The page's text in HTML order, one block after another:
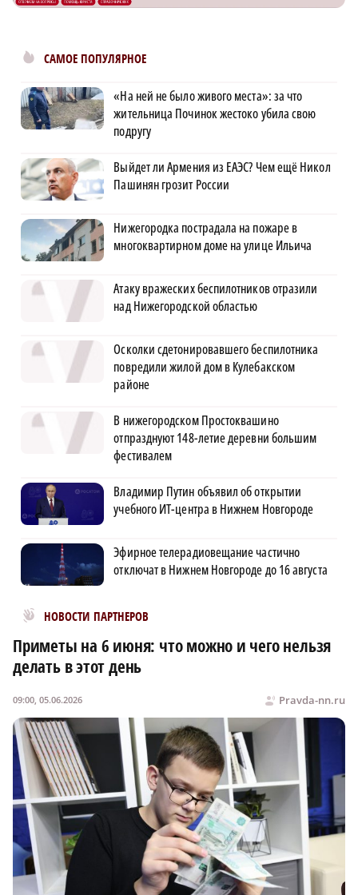
САМОЕ ПОПУЛЯРНОЕ
«На ней не было живого места»: за что
жительница Починок жестоко убила свою
подругу
Выйдет ли Армения из ЕАЭС? Чем ещё Никол
Пашинян грозит России
Нижегородка пострадала на пожаре в
многоквартирном доме на улице Ильича
Атаку вражеских беспилотников отразили
над Нижегородской областью
Осколки сдетонировавшего беспилотника
повредили жилой дом в Кулебакском
районе
В нижегородском Простоквашино
отпразднуют 148-летие деревни большим
фестивалем
Владимир Путин объявил об открытии
учебного ИТ-центра в Нижнем Новгороде
Эфирное телерадиовещание частично
отключат в Нижнем Новгороде до 16 августа
НОВОСТИ ПАРТНЕРОВ
Новости МирТесен
Приметы на 6 июня: что можно и чего нельзя
делать в этот день
Pravda-nn.ru
09:00, 05.06.2026